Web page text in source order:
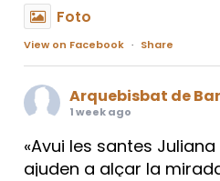
Foto
View on Facebook · Share
Arquebisbat de
1 week ago
«Avui les santes
ajuden a alçar la